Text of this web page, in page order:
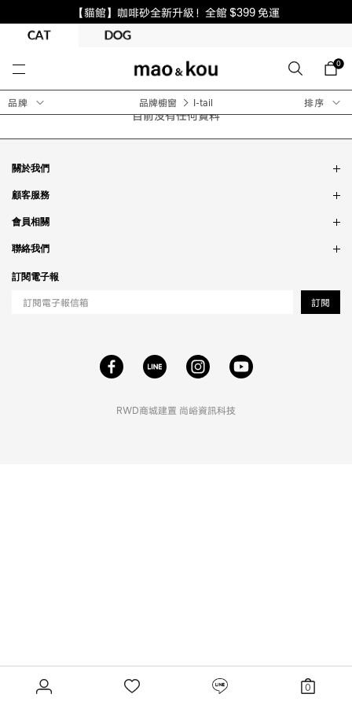
【貓館】咖啡砂全新升級！全館 $399 免運
0
0
品牌 排序
品牌櫥窗 I-tail
目前沒有任何資料
RWD商城建置 尚峪資訊科技
關於我們
品牌故事
銷售據點
隱私政策
顧客服務
訂單問題
付款問題
配送問題
會員相關
會員制度
紅利制度
聯絡我們
合作相關
工作職缺
訂閱電子報
訂閱